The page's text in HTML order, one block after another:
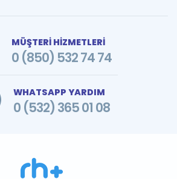
MÜŞTERİ HİZMETLERİ
0 (850) 532 74 74
WHATSAPP YARDIM
0 (532) 365 01 08